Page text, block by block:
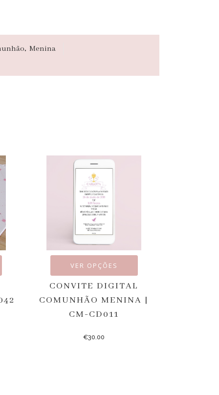
, Menina
VER OPÇÕES
CONVITE DIGITAL
COMUNHÃO MENINA |
CM-CD011
€30.00